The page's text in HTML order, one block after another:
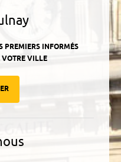
PREMIERS INFORMÉS
VOTRE VILLE